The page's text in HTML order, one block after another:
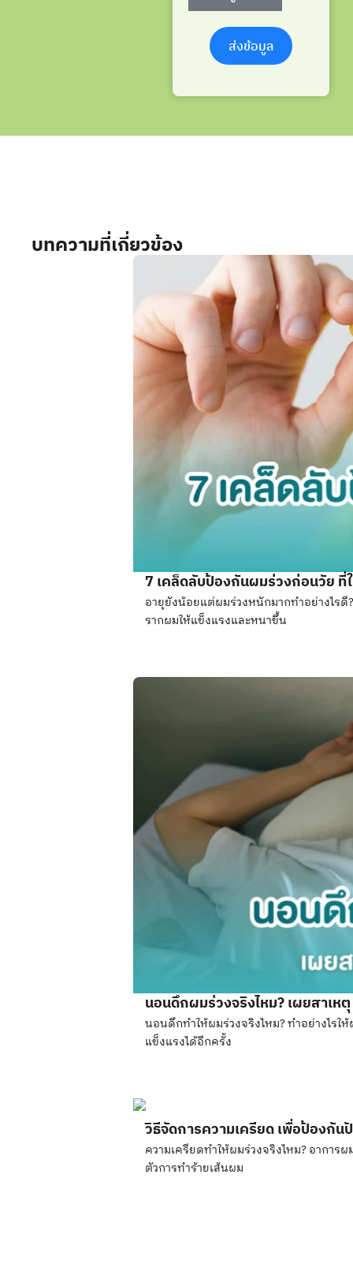
ส่งข้อมูล
บทความที่เกี่ยวข้อง
7 เคล็ดลับป้องกันผมร่วงก่อนวัย ที่
อายุยังน้อยแต่ผมร่วงหนักมากทำอย่างไร
รากผมให้แข็งแรงและหนาขึ้น
นอนดึกผมร่วงจริงไหม? เผยสาเห
นอนดึกทำให้ผมร่วงจริงไหม? ทำอย่างไรใ
แข็งแรงได้อีกครั้ง
วิธีจัดการความเครียด เพื่อป้องกั
ความเครียดทำให้ผมร่วงจริงไหม? อาการ
ตัวการทำร้ายเส้นผม